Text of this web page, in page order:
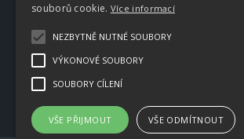
souborů cookie. Více informací
NEZBYTNĚ NUTNÉ SOUBORY
VÝKONOVÉ SOUBORY
SOUBORY CÍLENÍ
VŠE PŘIJMOUT VŠE ODMÍTNOUT